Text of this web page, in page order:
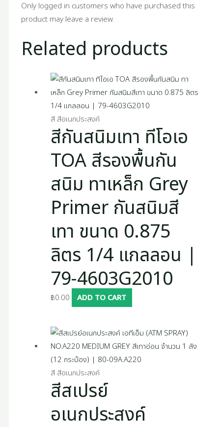
Only logged in customers who have purchased this
product may leave a review.
Related products
สี สีอเนกประสงค์
สีกันสนิมเทา ทีโอเอ
TOA สีรองพื้นกัน
สนิม ทาเหล็ก Grey
Primer กันสนิมสี
เทา ขนาด 0.875
ลิตร 1/4 แกลลอน |
79-4603G2010
฿0.00 ADD TO CART
สี สีอเนกประสงค์
สีสเปรย์
อเนกประสงค์